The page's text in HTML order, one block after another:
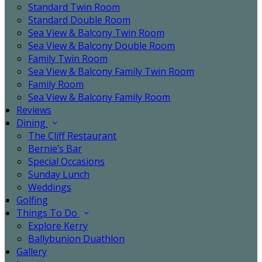
Standard Twin Room
Standard Double Room
Sea View & Balcony Twin Room
Sea View & Balcony Double Room
Family Twin Room
Sea View & Balcony Family Twin Room
Family Room
Sea View & Balcony Family Room
Reviews
Dining
The Cliff Restaurant
Bernie’s Bar
Special Occasions
Sunday Lunch
Weddings
Golfing
Things To Do
Explore Kerry
Ballybunion Duathlon
Gallery